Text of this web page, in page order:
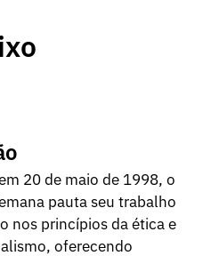
20 de maio de 1998, o
pauta seu trabalho
nos princípios da ética e
oferecendo